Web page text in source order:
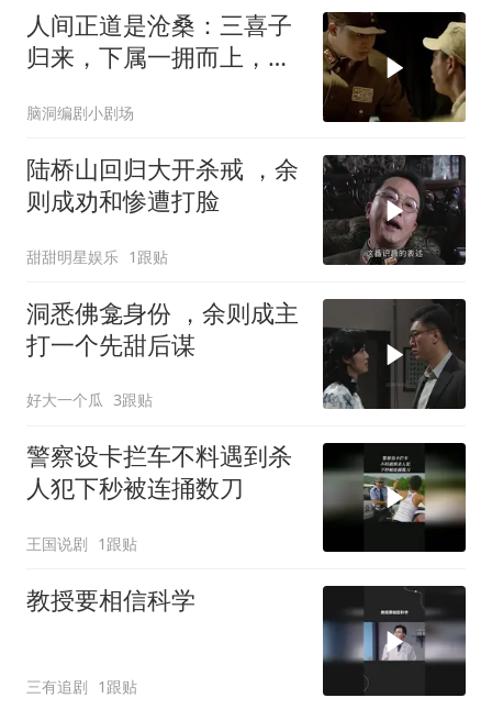
人间正道是沧桑：三喜子
归来，下属一拥而上，打
脑洞编剧小剧场
陆桥山回归大开杀戒 ，余
则成劝和惨遭打脸
甜甜明星娱乐 1跟贴
洞悉佛龛身份 ，余则成主
打一个先甜后谋
好大一个瓜 3跟贴
警察设卡拦车不料遇到杀
人犯下秒被连捅数刀
王国说剧 1跟贴
教授要相信科学
三有追剧 1跟贴